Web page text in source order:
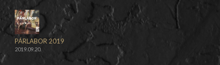
PÁRLABOR 2019
2019.09.20.